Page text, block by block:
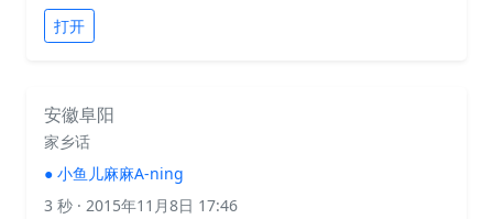
打开
安徽阜阳
家乡话
● 小鱼儿麻麻A-ning
3 秒 · 2015年11月8日 17:46